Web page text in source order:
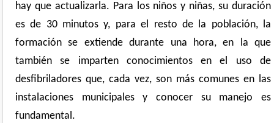
hay que actualizarla. Para los niños y niñas, su duración
es de 30 minutos y, para el resto de la población, la
formación se extiende durante una hora, en la que
también se imparten conocimientos en el uso de
desfibriladores que, cada vez, son más comunes en las
instalaciones municipales y conocer su manejo es
fundamental.